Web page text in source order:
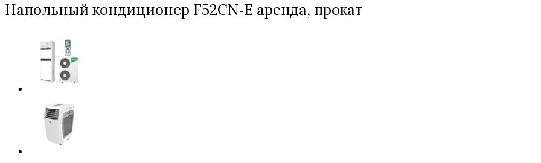
Напольный кондиционер F52CN‑E аренда, прокат